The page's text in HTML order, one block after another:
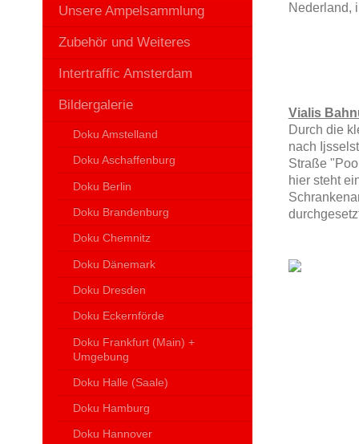
Nederland,
Vialis
Durch die
nach
Straße
hier steht
Unsere Ampelsammlung
Zubehör und Weiteres
Intertraffic Amsterdam
Bildergalerie
Doku Amstelland
Doku Aschaffenburg
Doku Berlin
Doku Brandenburg
Doku Chemnitz
Doku Dänemark
Doku Dresden
Doku Eckernförde
Doku Frankfurt (Main) +
Umgebung
Doku Halle (Saale)
Doku Hamburg
Doku Hannover